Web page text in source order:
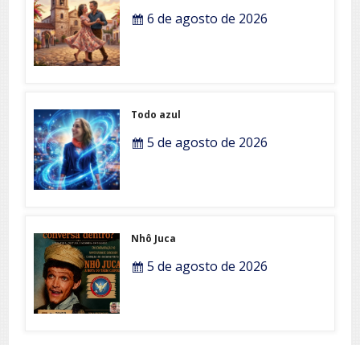
6 de agosto de 2026
Todo azul
5 de agosto de 2026
Nhô Juca
5 de agosto de 2026